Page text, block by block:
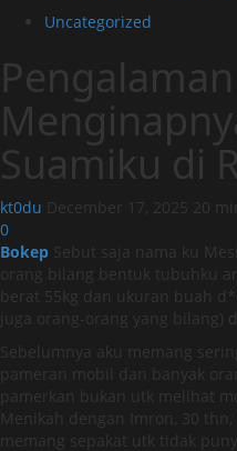
Uncategorized
Pengalaman
Suamiku di
kt0du December 17, 2025 20
0
Bokep Sebut saja nama ku
orang bilang bentuk tubuhku
berat 55kg dan ukuran buah
juga orang-orang yang bilang)
Sebelumnya aku memang
pameran mobil dan banyak
pamerkan bukan utk melihat
Menikah dengan Imron, 30 thn,
memang sepakat utk tidak